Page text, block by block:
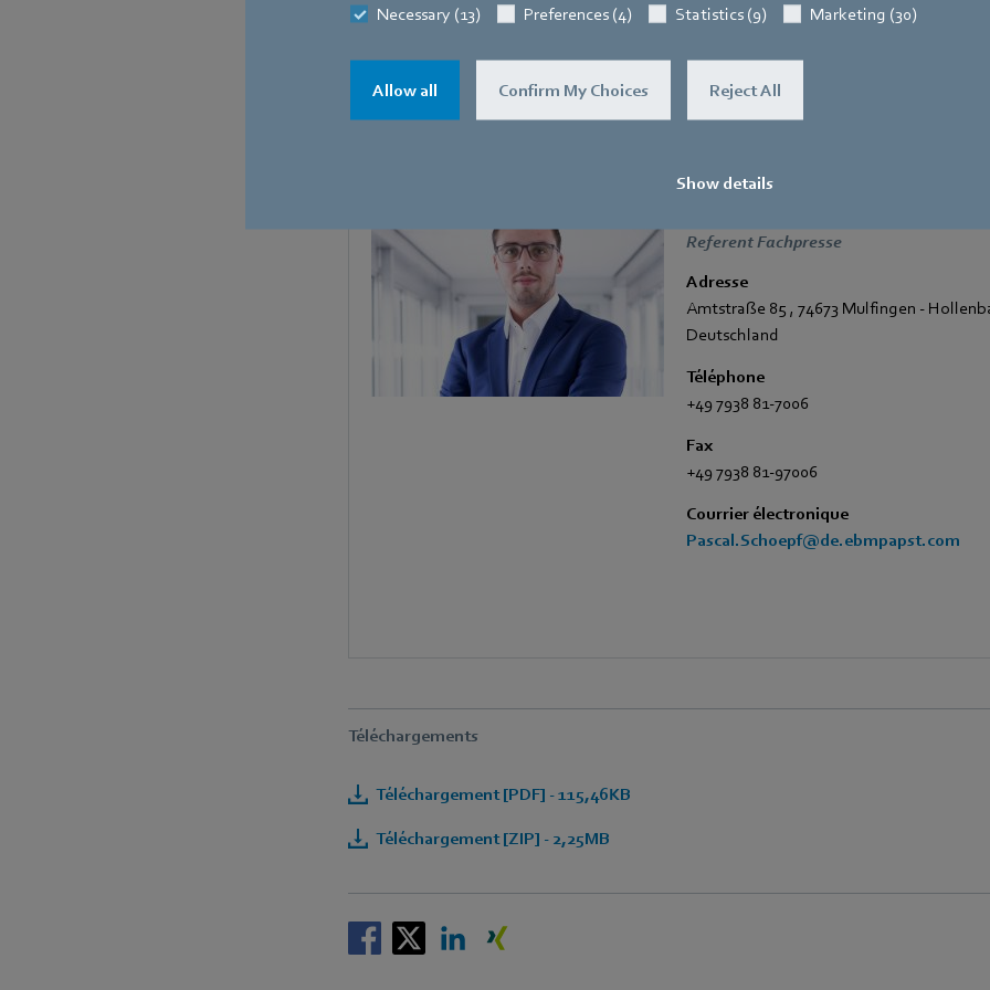
Necessary (13) Preferences (4) Statistics (9) Marketing (30)
Allow all Confirm My Choices Reject All
Show details
Les ventilateurs dont l’utilisation avec des réfrigérants A3 a été approuvée conformément à la norme
Nous contacter
Referent Fachpresse
Adresse
Amtstraße 85 , 74673 Mulfingen -
Deutschland
Téléphone
+49 7938 81-7006
Fax
+49 7938 81-97006
Courrier électronique
Pascal.Schoepf@de.ebmpapst.com
Téléchargements
Téléchargement [PDF] - 115,46KB
Téléchargement [ZIP] - 2,25MB